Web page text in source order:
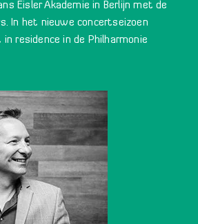
Eisler Akademie in Berlijn met de
In het nieuwe concertseizoen
residence in de Philharmonie